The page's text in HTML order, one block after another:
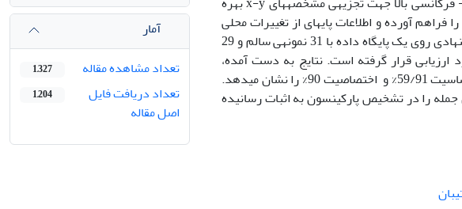
آورده و اطلاعات پایه­ای از تغییرات محلی
نوشتار را به کمک تعداد ضرایب کم کمی­سازی می­نماید. روش پیشنهادی روی یک پایگاه داده با 31 نمونه­ی سالم و 29
ارزیابی قرار گرفته است. نتایج به دست آمده،
قدرت تشخیصی بالای روش پیشنهادی با صحت تشخیص 90%، حساسیت 59/91% و اختصاصیت 90% را نشان می­دهد.
را در تشخیص پارکینسون به اثبات رسانیده
آمار
تعداد مشاهده مقاله
1,327
تعداد دریافت فایل
اصل مقاله
1,204